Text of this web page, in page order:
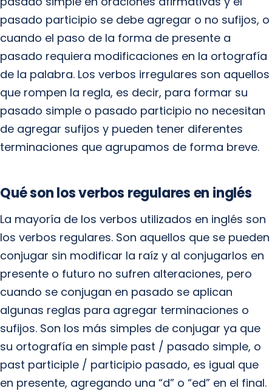
pasado participio se debe agregar o no sufijos, o
cuando el paso de la forma de presente a
pasado requiera modificaciones en la ortografía
de la palabra. Los verbos irregulares son aquellos
que rompen la regla, es decir, para formar su
pasado simple o pasado participio no necesitan
de agregar sufijos y pueden tener diferentes
terminaciones que agrupamos de forma breve.
Qué son los verbos regulares en inglés
La mayoría de los verbos utilizados en inglés son
los verbos regulares. Son aquellos que se pueden
conjugar sin modificar la raíz y al conjugarlos en
presente o futuro no sufren alteraciones, pero
cuando se conjugan en pasado se aplican
algunas reglas para agregar terminaciones o
sufijos. Son los más simples de conjugar ya que
su ortografía en simple past / pasado simple, o
past participle / participio pasado, es igual que
en presente, agregando una “d” o “ed” en el final.